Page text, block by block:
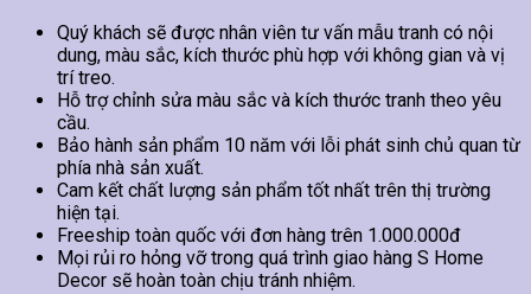
Quý khách sẽ được nhân viên tư vấn mẫu tranh có nội
dung, màu sắc, kích thước phù hợp với không gian và vị
trí treo.
Hỗ trợ chỉnh sửa màu sắc và kích thước tranh theo yêu
cầu.
Bảo hành sản phẩm 10 năm với lỗi phát sinh chủ quan từ
phía nhà sản xuất.
Cam kết chất lượng sản phẩm tốt nhất trên thị trường
hiện tại.
Freeship toàn quốc với đơn hàng trên 1.000.000đ
Mọi rủi ro hỏng vỡ trong quá trình giao hàng S Home
Decor sẽ hoàn toàn chịu tránh nhiệm.